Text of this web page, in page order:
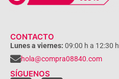
CONTACTO
Lunes a viernes: 09:00 h a 12:30 h
hola@compra08840.com
SÍGUENOS